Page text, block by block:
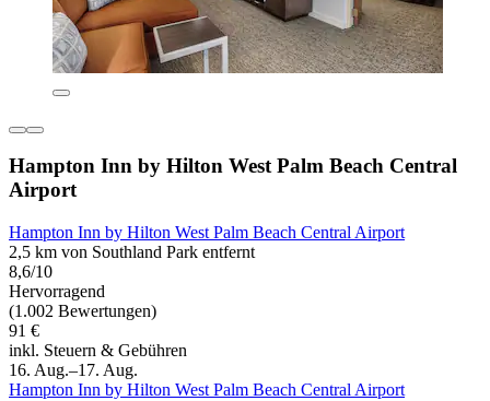
Hampton Inn by Hilton West Palm Beach Central
Airport
Hampton Inn by Hilton West Palm Beach Central Airport
2,5 km von Southland Park entfernt
8,6/10
Hervorragend
(1.002 Bewertungen)
91 €
inkl. Steuern & Gebühren
16. Aug.–17. Aug.
Hampton Inn by Hilton West Palm Beach Central Airport